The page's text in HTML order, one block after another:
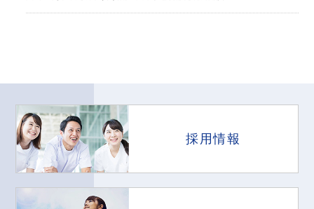
採用情報